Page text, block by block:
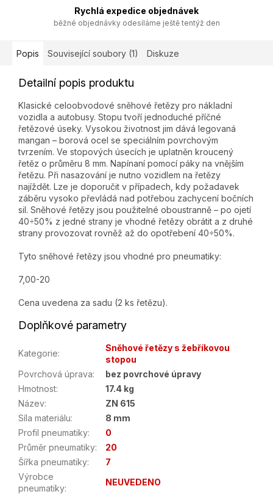
Rychlá expedice objednávek
běžné objednávky odesíláme ještě tentýž den
Popis Související soubory (1) Diskuze
Detailní popis produktu
Klasické celoobvodové sněhové řetězy pro nákladní
vozidla a autobusy. Stopu tvoří jednoduché příčné
řetězové úseky. Vysokou životnost jim dává legovaná
mangan – borová ocel se speciálním povrchovým
tvrzením. Ve stopových úsecích je uplatněn kroucený
řetěz o průměru 8 mm. Napínaní pomocí páky na vnějším
řetězu. Při nasazování je nutno vozidlem na řetězy
najíždět. Lze je doporučit v případech, kdy požadavek
záběru vysoko převládá nad potřebou zachycení bočních
sil. Sněhové řetězy jsou použitelné oboustranně – po ojetí
40÷50% z jedné strany je vhodné řetězy obrátit a z druhé
strany provozovat rovněž až do opotřebení 40÷50%.
Tyto sněhové řetězy jsou vhodné pro pneumatiky:
7,00-20
Cena uvedena za sadu (2 ks řetězu).
Doplňkové parametry
Kategorie:
Sněhové řetězy s žebříkovou
stopou
Povrchová úprava:
bez povrchové úpravy
Hmotnost:
17.4 kg
Název:
ZN 615
Síla materiálu:
8 mm
Profil pneumatiky:
0
Průměr pneumatiky:
20
Šířka pneumatiky:
7
Výrobce
pneumatiky:
NEUVEDENO